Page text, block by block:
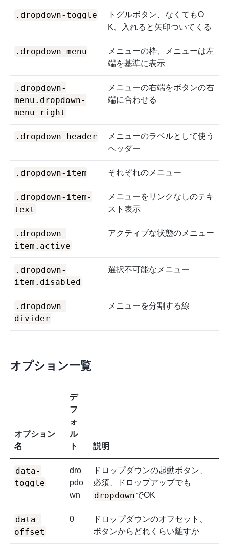
.dropdown-toggle
トグルボタン、なくてもO
K、入れると矢印ついてくる
.dropdown-menu
メニューの枠、メニューは左
端を基準に表示
.dropdown-
menu.dropdown-
menu-right
メニューの右端をボタンの右
端に合わせる
.dropdown-header
メニューのラベルとして使う
ヘッダー
.dropdown-item それぞれのメニュー
.dropdown-item-
text
メニューをリンクなしのテキ
スト表示
.dropdown-
item.active
アクティブな状態のメニュー
.dropdown-
item.disabled
選択不可能なメニュー
.dropdown-
divider
メニューを分割する線
オプション一覧
オプション
名
デ
フ
ォ
ル
ト
説明
data-
toggle
dro
pdo
wn
ドロップダウンの起動ボタン、
必須、ドロップアップでも
dropdownでOK
data-
offset
0
ドロップダウンのオフセット、
ボタンからどれくらい離すか